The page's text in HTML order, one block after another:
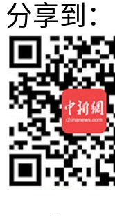
分享到：